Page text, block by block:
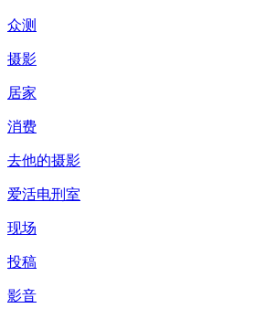
众测
摄影
居家
消费
去他的摄影
爱活电刑室
现场
投稿
影音